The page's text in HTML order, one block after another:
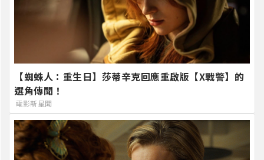
【蜘蛛人：重生日】莎蒂辛克回應重啟版【X戰警】的
選角傳聞！
電影新星聞